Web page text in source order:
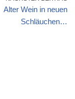
Alter Wein in neuen
Schläuchen…